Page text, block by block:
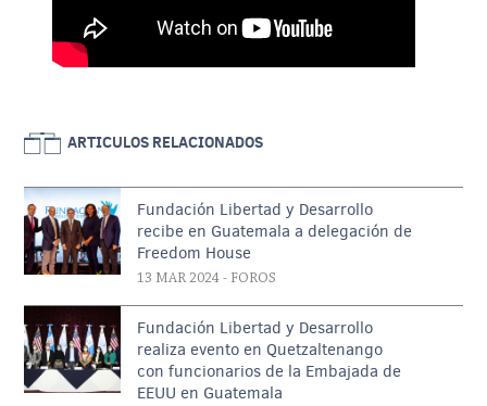
ARTICULOS RELACIONADOS
Fundación Libertad y Desarrollo
recibe en Guatemala a delegación de
Freedom House
13 MAR 2024 - FOROS
Fundación Libertad y Desarrollo
realiza evento en Quetzaltenango
con funcionarios de la Embajada de
EEUU en Guatemala